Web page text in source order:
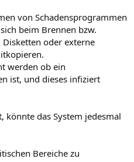
von Schadensprogrammen
beim Brennen bzw.
Disketten oder externe
werden ob ein
ist, und dieses infiziert
könnte das System jedesmal
Bereiche zu